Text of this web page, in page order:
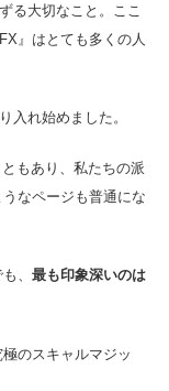
る大切なこと。ここ
』はとても多くの人
入れ始めました。
もあり、私たちの派
なページも普通にな
、 最も印象深いのは
のスキャルマジッ